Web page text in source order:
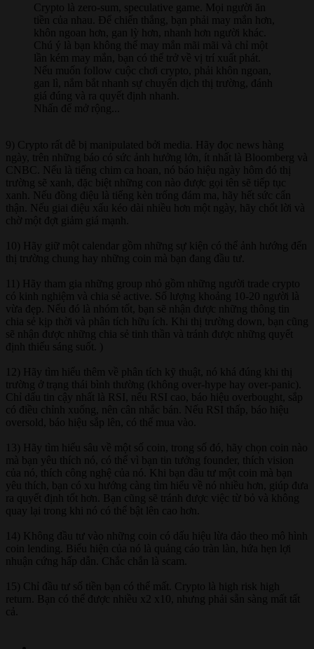
Crypto là zero-sum, speculative game. Mọi người ăn
tiền của nhau. Để chiến thắng, bạn phải may mắn hơn,
khôn ngoan hơn, gan lỳ hơn, nhanh hơn người khác.
Chú ý là bạn không thể may mắn mãi mãi và chỉ một
lần kém may mắn, bạn có thể trở về vị trí xuất phát.
Nếu muốn follow cuộc chơi crypto, phải khôn ngoan,
gan lì, nắm bắt nhanh sự chuyển dịch thị trường, đánh
giá đúng và ra quyết định nhanh.
Nhấn để mở rộng...
9) Crypto rất dễ bị manipulated bởi media. Hãy đọc news hàng
ngày, trên những báo có sức ảnh hưởng lớn, ít nhất là Bloomberg và
CNBC. Nếu là tiếng chim ca hoan, nó báo hiệu ngày hôm đó thị
trường sẽ xanh, đặc biệt những con nào được gọi tên sẽ tiếp tục
xanh. Nếu đồng điệu là tiếng kèn trống đám ma, hãy hết sức cẩn
thận. Nếu giai điệu xấu kéo dài nhiều hơn một ngày, hãy chốt lời và
chờ một đợt giảm giá mạnh.
10) Hãy giữ một calendar gồm những sự kiện có thể ảnh hướng đến
thị trường chung hay những coin mà bạn đang đầu tư.
11) Hãy tham gia những group nhỏ gồm những người trade crypto
có kinh nghiệm và chia sẻ active. Số lượng khoảng 10-20 người là
vừa đẹp. Nếu đó là nhóm tốt, bạn sẽ nhận được những thông tin
chia sẻ kịp thời và phân tích hữu ích. Khi thị trường down, bạn cũng
sẽ nhận được những chia sẻ tinh thần và tránh được những quyết
định thiếu sáng suốt. )
12) Hãy tìm hiểu thêm về phân tích kỹ thuật, nó khá đúng khi thị
trường ở trạng thái bình thường (không over-hype hay over-panic).
Chỉ dấu tin cậy nhất là RSI, nếu RSI cao, báo hiệu overbought, sắp
có điều chỉnh xuống, nên cân nhắc bán. Nếu RSI thấp, báo hiệu
oversold, báo hiệu sắp lên, có thể mua vào.
13) Hãy tìm hiểu sâu về một số coin, trong số đó, hãy chọn coin nào
mà bạn yêu thích nó, có thể vì bạn tin tưởng founder, thích vision
của nó, thích công nghệ của nó. Khi bạn đầu tư một coin mà bạn
yêu thích, bạn có xu hướng càng tìm hiểu về nó nhiều hơn, giúp đưa
ra quyết định tốt hơn. Bạn cũng sẽ tránh được việc từ bỏ và không
quay lại trong khi nó có thể bật lên cao hơn.
14) Không đầu tư vào những coin có dấu hiệu lừa đảo theo mô hình
coin lending. Biểu hiện của nó là quảng cáo tràn làn, hứa hẹn lợi
nhuận cứng hấp dẫn. Chắc chắn là scam.
15) Chỉ đầu tư số tiền bạn có thể mất. Crypto là high risk high
return. Bạn có thể được nhiều x2 x10, nhưng phải sẵn sàng mất tất
cả.